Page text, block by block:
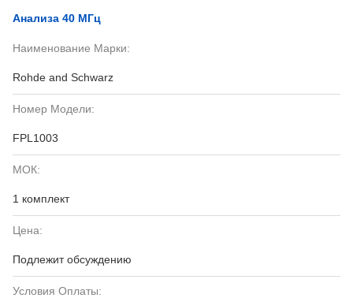
Анализа 40 МГц
Наименование Марки:
Rohde and Schwarz
Номер Модели:
FPL1003
МОК:
1 комплект
Цена:
Подлежит обсуждению
Условия Оплаты: